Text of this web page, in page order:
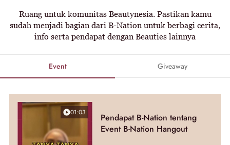
Ruang untuk komunitas Beautynesia. Pastikan kamu
sudah menjadi bagian dari B-Nation untuk berbagi cerita,
info serta pendapat dengan Beauties lainnya
Event Giveaway
01:03
Pendapat B-Nation tentang
Event B-Nation Hangout